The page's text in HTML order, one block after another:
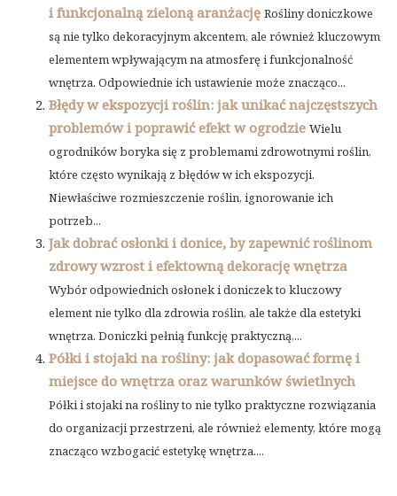
i funkcjonalną zieloną aranżację Rośliny doniczkowe
są nie tylko dekoracyjnym akcentem, ale również kluczowym
elementem wpływającym na atmosferę i funkcjonalność
wnętrza. Odpowiednie ich ustawienie może znacząco...
Błędy w ekspozycji roślin: jak unikać najczęstszych
problemów i poprawić efekt w ogrodzie Wielu
ogrodników boryka się z problemami zdrowotnymi roślin,
które często wynikają z błędów w ich ekspozycji.
Niewłaściwe rozmieszczenie roślin, ignorowanie ich
potrzeb...
Jak dobrać osłonki i donice, by zapewnić roślinom
zdrowy wzrost i efektowną dekorację wnętrza
Wybór odpowiednich osłonek i doniczek to kluczowy
element nie tylko dla zdrowia roślin, ale także dla estetyki
wnętrza. Doniczki pełnią funkcję praktyczną,...
Półki i stojaki na rośliny: jak dopasować formę i
miejsce do wnętrza oraz warunków świetlnych
Półki i stojaki na rośliny to nie tylko praktyczne rozwiązania
do organizacji przestrzeni, ale również elementy, które mogą
znacząco wzbogacić estetykę wnętrza....